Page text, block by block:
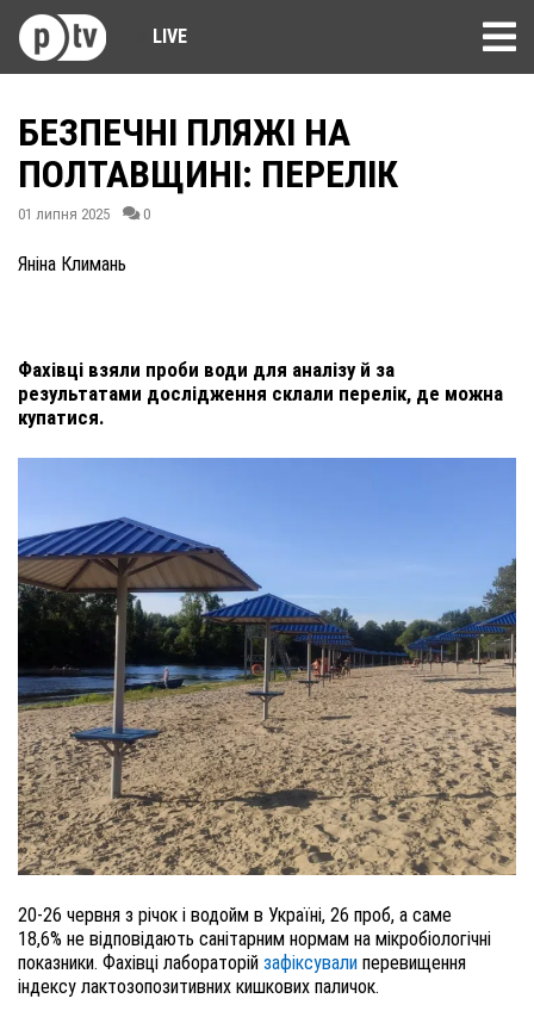
LIVE
БЕЗПЕЧНІ ПЛЯЖІ НА
ПОЛТАВЩИНІ: ПЕРЕЛІК
01 липня 2025 0
Яніна Климань
Фахівці взяли проби води для аналізу й за
результатами дослідження склали перелік, де можна
купатися.
20-26 червня з річок і водойм в Україні, 26 проб, а саме
18,6% не відповідають санітарним нормам на мікробіологічні
показники. Фахівці лабораторій зафіксували перевищення
індексу лактозопозитивних кишкових паличок.